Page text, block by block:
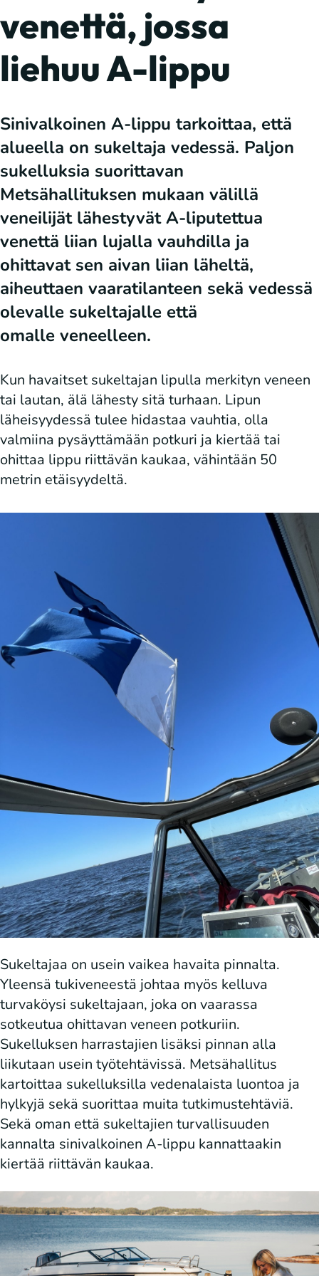
venettä, jossa
liehuu A-lippu
Sinivalkoinen A-lippu tarkoittaa, että
alueella on sukeltaja vedessä. Paljon
sukelluksia suorittavan
Metsähallituksen mukaan välillä
veneilijät lähestyvät A-liputettua
venettä liian lujalla vauhdilla ja
ohittavat sen aivan liian läheltä,
aiheuttaen vaaratilanteen sekä vedessä
olevalle sukeltajalle että
omalle veneelleen.
Kun havaitset sukeltajan lipulla merkityn veneen
tai lautan, älä lähesty sitä turhaan. Lipun
läheisyydessä tulee hidastaa vauhtia, olla
valmiina pysäyttämään potkuri ja kiertää tai
ohittaa lippu riittävän kaukaa, vähintään 50
metrin etäisyydeltä.
Sukeltajaa on usein vaikea havaita pinnalta.
Yleensä tukiveneestä johtaa myös kelluva
turvaköysi sukeltajaan, joka on vaarassa
sotkeutua ohittavan veneen potkuriin.
Sukelluksen harrastajien lisäksi pinnan alla
liikutaan usein työtehtävissä. Metsähallitus
kartoittaa sukelluksilla vedenalaista luontoa ja
hylkyjä sekä suorittaa muita tutkimustehtäviä.
Sekä oman että sukeltajien turvallisuuden
kannalta sinivalkoinen A-lippu kannattaakin
kiertää riittävän kaukaa.